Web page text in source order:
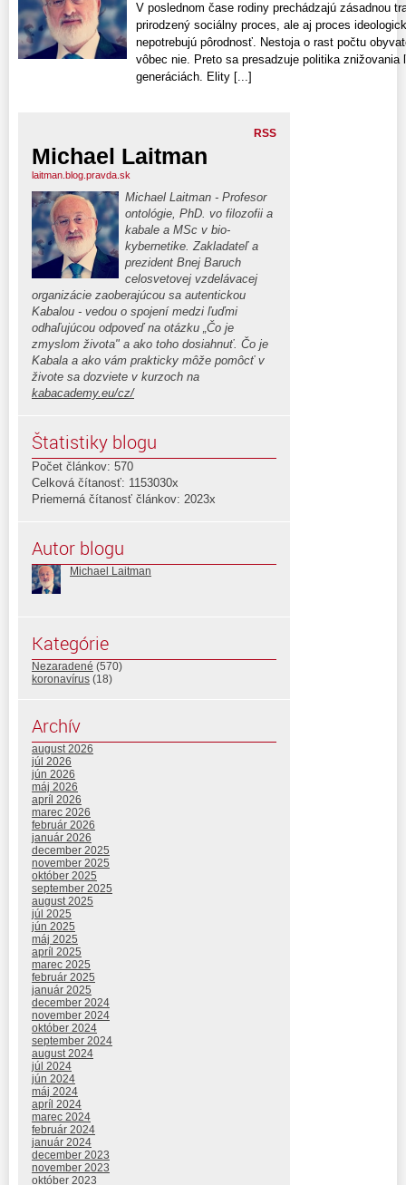
V poslednom čase rodiny prechádzajú zásadnou
prirodzený sociálny proces, ale aj proces
nepotrebujú pôrodnosť. Nestoja o rast počtu
vôbec nie. Preto sa presadzuje politika
generáciách. Elity [...]
RSS
Michael Laitman
laitman.blog.pravda.sk
Michael Laitman - Profesor
ontológie, PhD. vo filozofii a
kabale a MSc v bio-
kybernetike. Zakladateľ a
prezident Bnej Baruch
celosvetovej vzdelávacej
organizácie zaoberajúcou sa autentickou
Kabalou - vedou o spojení medzi ľuďmi
odhaľujúcou odpoveď na otázku „Čo je
zmyslom života" a ako toho dosiahnuť. Čo je
Kabala a ako vám prakticky môže pomôcť v
živote sa dozviete v kurzoch na
kabacademy.eu/cz/
Štatistiky blogu
Počet článkov: 570
Celková čítanosť: 1153030x
Priemerná čítanosť článkov: 2023x
Autor blogu
Michael Laitman
Kategórie
Nezaradené (570)
koronavírus (18)
Archív
august 2026
júl 2026
jún 2026
máj 2026
apríl 2026
marec 2026
február 2026
január 2026
december 2025
november 2025
október 2025
september 2025
august 2025
júl 2025
jún 2025
máj 2025
apríl 2025
marec 2025
február 2025
január 2025
december 2024
november 2024
október 2024
september 2024
august 2024
júl 2024
jún 2024
máj 2024
apríl 2024
marec 2024
február 2024
január 2024
december 2023
november 2023
október 2023